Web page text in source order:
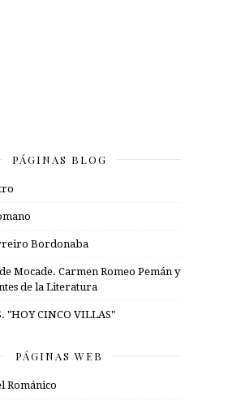
PÁGINAS BLOG
Bordonaba
Mocade. Carmen Romeo Pemán y
de la Literatura
"HOY CINCO VILLAS"
PÁGINAS WEB
Románico